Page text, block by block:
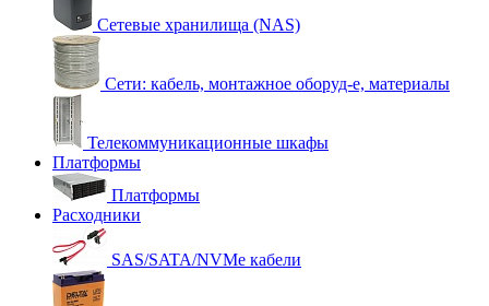
Сетевые хранилища (NAS)
Сети: кабель, монтажное оборуд-е, материалы
Телекоммуникационные шкафы
Платформы
Платформы
Расходники
SAS/SATA/NVMe кабели